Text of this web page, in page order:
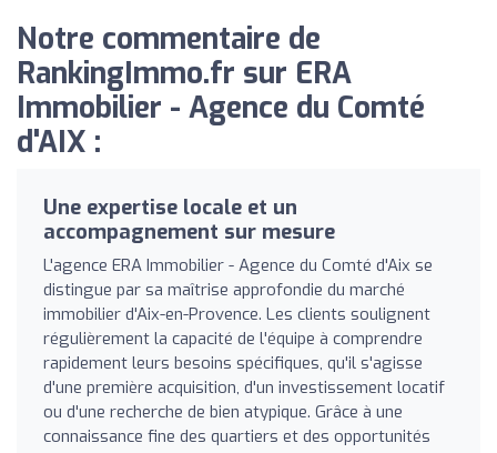
Notre commentaire de
RankingImmo.fr sur ERA
Immobilier - Agence du Comté
d'AIX :
Une expertise locale et un
accompagnement sur mesure
L'agence ERA Immobilier - Agence du Comté d'Aix se
distingue par sa maîtrise approfondie du marché
immobilier d'Aix-en-Provence. Les clients soulignent
régulièrement la capacité de l'équipe à comprendre
rapidement leurs besoins spécifiques, qu'il s'agisse
d'une première acquisition, d'un investissement locatif
ou d'une recherche de bien atypique. Grâce à une
connaissance fine des quartiers et des opportunités